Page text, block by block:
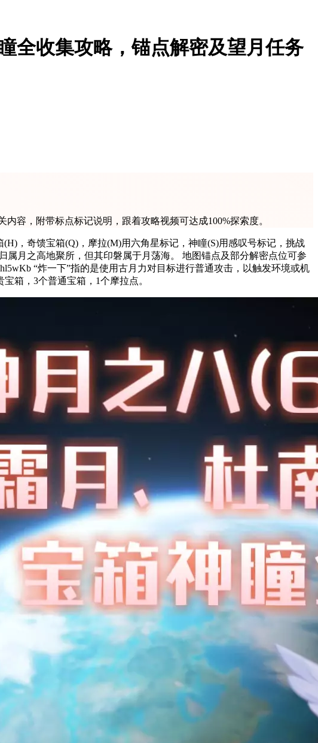
全收集攻略，锚点解密及望月任务
容，附带标点标记说明，跟着攻略视频可达成100%探索度。
，奇馈宝箱(Q)，摩拉(M)用六角星标记，神瞳(S)用感叹号标记，挑战
月之高地聚所，但其印磐属于月荡海。 地图锚点及部分解密点位可参
“炸一下”指的是使用古月力对目标进行普通攻击，以触发环境或机
箱，3个普通宝箱，1个摩拉点。